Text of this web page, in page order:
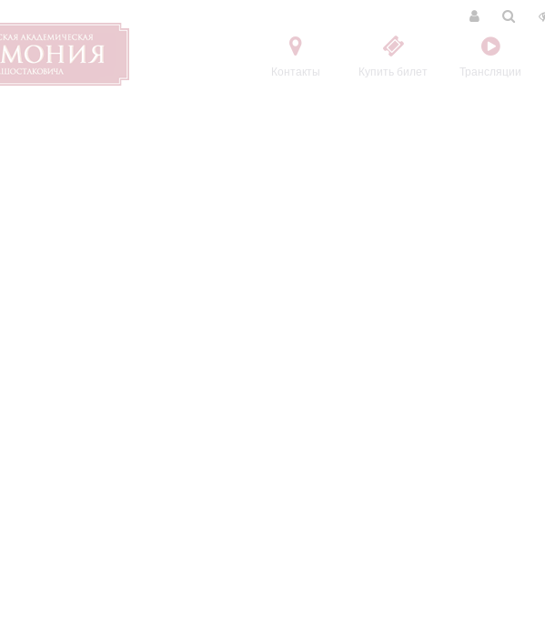
Контакты Купить билет Трансляции